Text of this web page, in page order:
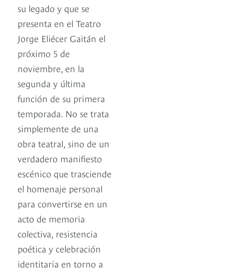
su legado y que se
presenta en el Teatro
Jorge Eliécer Gaitán el
próximo 5 de
noviembre, en la
segunda y última
función de su primera
temporada. No se trata
simplemente de una
obra teatral, sino de un
verdadero manifiesto
escénico que trasciende
el homenaje personal
para convertirse en un
acto de memoria
colectiva, resistencia
poética y celebración
identitaria en torno a